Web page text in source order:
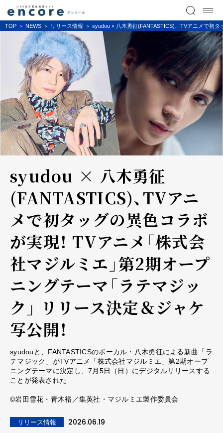
TOP NEWS リリース情報 syudou × 八木勇征(FANTASTICS)、TVアニメで初
syudou × 八木勇征
(FANTASTICS)、TVアニ
メで初タッグの異色コラボ
が実現！ TVアニメ「株式会
社マジルミエ」第2期オープ
ニングテーマ「ラテマジッ
ク」 リリース決定＆ジャケ
写公開！
syudouと、FANTASTICSのボーカル・八木勇征による新曲「ラ
テマジック」がTVアニメ「株式会社マジルミエ」第2期オープ
ニングテーマに決定し、7月5日（日）にデジタルリリースする
ことが発表された
©岩田雪花・青木裕／集英社・マジルミエ製作委員会
リリース情報 2026.06.19